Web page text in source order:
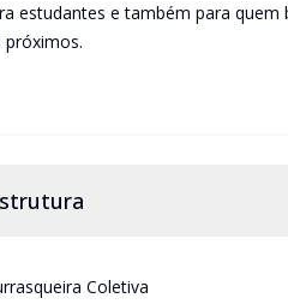
estudantes e também para
próximos.
Coletiva